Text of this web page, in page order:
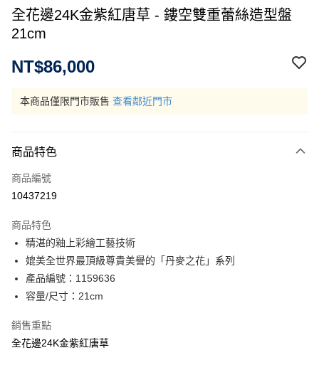
全花邊24K金紫紅唐草 - 鏤空雙重蕾絲造型盤
21cm
NT$86,000
本商品僅限門市販售 查看鄰近門市
商品特色
商品編號
10437219
商品特色
精湛的釉上彩繪工藝技術
媲美全世界最頂級尊貴美譽的「丹麥之花」系列
產品編號：1159636
容量/尺寸：21cm
銷售重點
全花邊24K金紫紅唐草